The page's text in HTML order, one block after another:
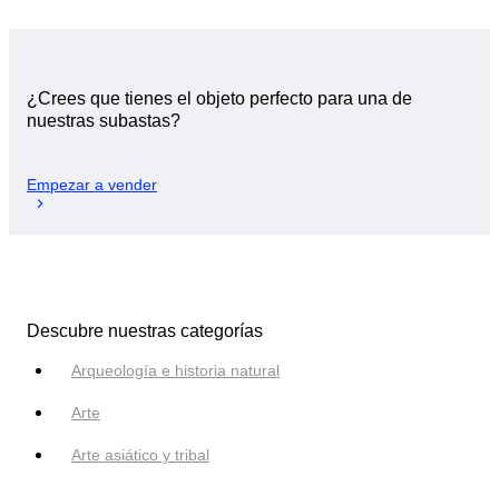
¿Crees que tienes el objeto perfecto para una de
nuestras subastas?
Empezar a vender
Descubre nuestras categorías
Arqueología e historia natural
Arte
Arte asiático y tribal